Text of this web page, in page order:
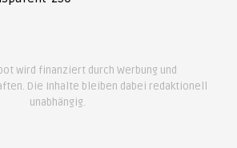
wird finanziert durch Werbung und
Die Inhalte bleiben dabei redaktionell
unabhängig.